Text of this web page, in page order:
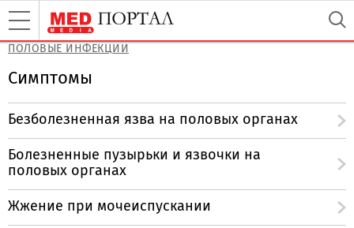
ПОЛОВЫЕ ИНФЕКЦИИ
Симптомы
Безболезненная язва на половых органах
Болезненные пузырьки и язвочки на
половых органах
Жжение при мочеиспускании